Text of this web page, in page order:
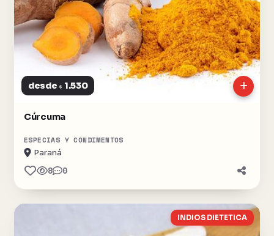
desde $ 1.530
Cúrcuma
ESPECIAS Y CONDIMENTOS
Paraná
8 0
INDIOS DIETETICA